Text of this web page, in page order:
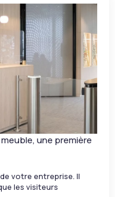
une première
votre entreprise. Il
les visiteurs